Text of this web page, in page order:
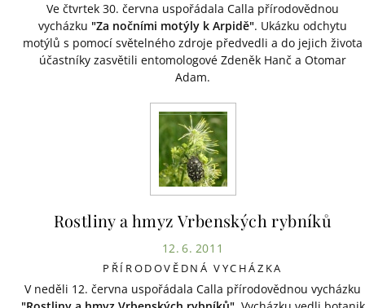
Ve čtvrtek 30. června uspořádala Calla přírodovědnou
vycházku "Za nočními motýly k Arpidě". Ukázku odchytu
motýlů s pomocí světelného zdroje předvedli a do jejich života
účastníky zasvětili entomologové Zdeněk Hanč a Otomar
Adam.
Rostliny a hmyz Vrbenských rybníků
12. 6. 2011
PŘÍRODOVĚDNÁ VYCHÁZKA
V neděli 12. června uspořádala Calla přírodovědnou vycházku